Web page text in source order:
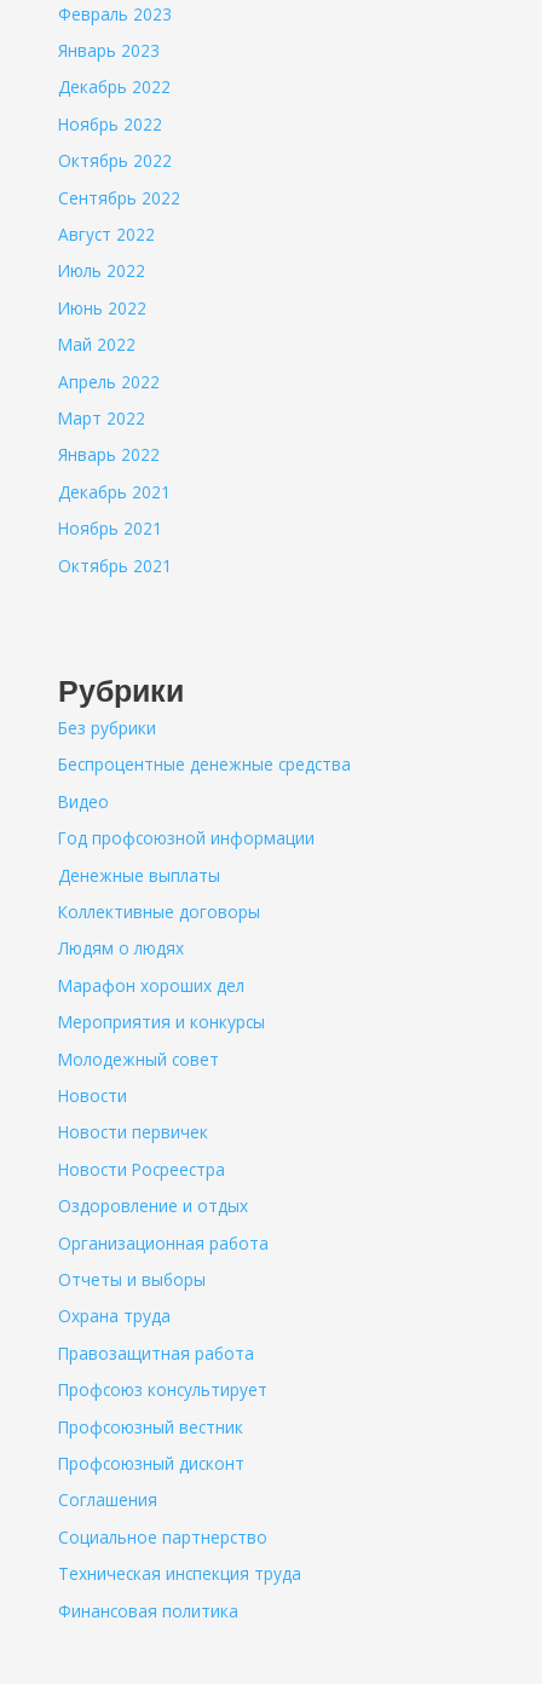
Февраль 2023
Январь 2023
Декабрь 2022
Ноябрь 2022
Октябрь 2022
Сентябрь 2022
Август 2022
Июль 2022
Июнь 2022
Май 2022
Апрель 2022
Март 2022
Январь 2022
Декабрь 2021
Ноябрь 2021
Октябрь 2021
Рубрики
Без рубрики
Беспроцентные денежные средства
Видео
Год профсоюзной информации
Денежные выплаты
Коллективные договоры
Людям о людях
Марафон хороших дел
Мероприятия и конкурсы
Молодежный совет
Новости
Новости первичек
Новости Росреестра
Оздоровление и отдых
Организационная работа
Отчеты и выборы
Охрана труда
Правозащитная работа
Профсоюз консультирует
Профсоюзный вестник
Профсоюзный дисконт
Соглашения
Социальное партнерство
Техническая инспекция труда
Финансовая политика